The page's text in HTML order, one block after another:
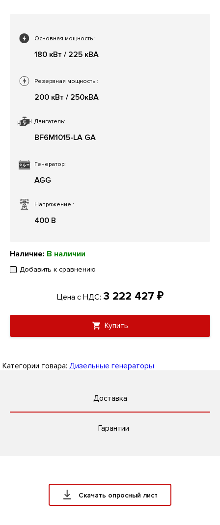
Основная мощность :
180 кВт / 225 кВА
Двигатель:
BF6M1015-LA GA
Напряжение :
400 В
Резервная мощность :
200 кВт / 250кВА
Генератор:
AGG
Наличие: В наличии
Добавить к сравнению
Цена с НДС: 3 222 427 ₽
Купить
Категории товара: Дизельные генераторы
Доставка
Гарантии
Скачать опросный лист